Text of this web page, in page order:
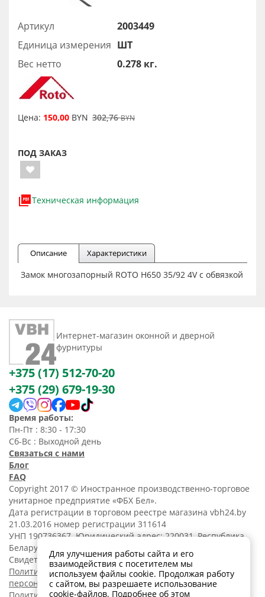
Артикул
2003449
Единица измерения ШТ
Вес нетто
0.278 кг.
Цена: 150,00 BYN 302,76BYN
ПОД ЗАКАЗ
Техническая информация
Описание Характеристики
Замок многозапорный ROTO H650 35/92 4V с обвязкой
Интернет-магазин оконной и дверной
фурнитуры
+375 (17) 512-70-20
+375 (29) 679-19-30
Время работы:
Пн-Пт : 8:30 - 17:30
Сб-Вс : Выходной день
Связаться с нами
Блог
FAQ
Copyright 2017 © Иностранное производственно-торговое
унитарное предприятие «ФБХ Бел».
Дата регистрации в торговом реестре магазина vbh24.by
21.03.2016 номер регистрации 311614
УНП 190736367. Юридический адрес: 220031, Республика
Беларусь, г. Минск, ул. Танковая, 15-1, 5 этаж;
Свидетельство о регистрации N190736367 от 11.02.2014.
Политика обработки
персональных данных
Политика в отношении
Для улучшения работы сайта и его
взаимодействия с посетителем мы
используем файлы cookie. Продолжая работу
с сайтом, вы разрешаете использование
cookie-файлов. Подробнее об этом